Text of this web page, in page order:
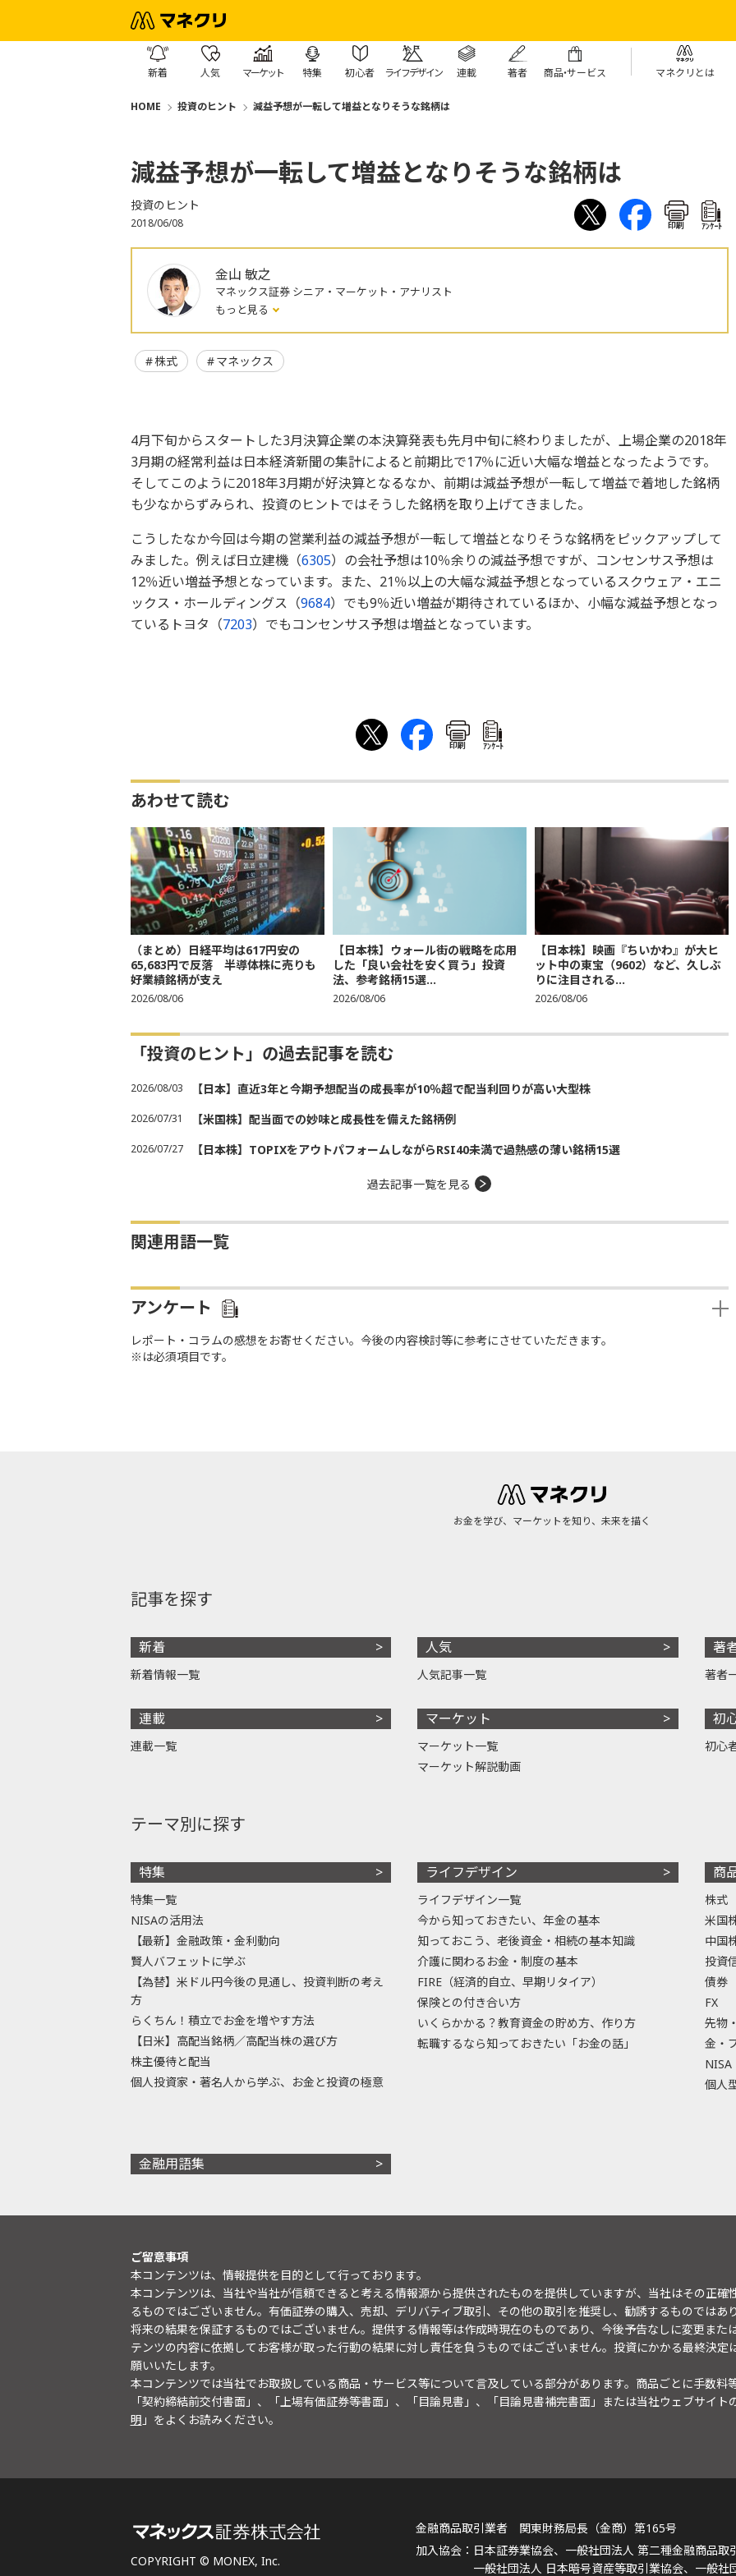
新着 人気 マーケット 特集 初心者 ライフデザイン 連載 著者 商品・サービス マネクリとは
HOME 投資のヒント 減益予想が一転して増益となりそうな銘柄は
減益予想が一転して増益となりそうな銘柄は
投資のヒント
2018/06/08 印刷 ｱﾝｹｰﾄ
金山 敏之
マネックス証券 シニア・マーケット・アナリスト
もっと見る
株式 マネックス
4月下旬からスタートした3月決算企業の本決算発表も先月中旬に終わりましたが、上場企業の2018年
3月期の経常利益は日本経済新聞の集計によると前期比で17％に近い大幅な増益となったようです。
そしてこのように2018年3月期が好決算となるなか、前期は減益予想が一転して増益で着地した銘柄
も少なからずみられ、投資のヒントではそうした銘柄を取り上げてきました。
こうしたなか今回は今期の営業利益の減益予想が一転して増益となりそうな銘柄をピックアップして
みました。例えば日立建機（6305）の会社予想は10％余りの減益予想ですが、コンセンサス予想は
12％近い増益予想となっています。また、21％以上の大幅な減益予想となっているスクウェア・エニ
ックス・ホールディングス（9684）でも9％近い増益が期待されているほか、小幅な減益予想となっ
ているトヨタ（7203）でもコンセンサス予想は増益となっています。
印刷 ｱﾝｹｰﾄ
あわせて読む
（まとめ）日経平均は617円安の
65,683円で反落 半導体株に売りも
好業績銘柄が支え
2026/08/06
【日本株】ウォール街の戦略を応用
した「良い会社を安く買う」投資
法、参考銘柄15選...
2026/08/06
【日本株】映画『ちいかわ』が大ヒ
ット中の東宝（9602）など、久しぶ
りに注目される...
2026/08/06
「投資のヒント」の過去記事を読む
2026/08/03 【日本】直近3年と今期予想配当の成長率が10％超で配当利回りが高い大型株
2026/07/31 【米国株】配当面での妙味と成長性を備えた銘柄例
2026/07/27 【日本株】TOPIXをアウトパフォームしながらRSI40未満で過熱感の薄い銘柄15選
過去記事一覧を見る
関連用語一覧
アンケート
レポート・コラムの感想をお寄せください。今後の内容検討等に参考にさせていただきます。
※は必須項目です。
お金を学び、マーケットを知り、未来を描く
記事を探す
新着
新着情報一覧
連載
連載一覧
人気
人気記事一覧
マーケット
マーケット一覧
マーケット解説動画
著
著者
初
初心
テーマ別に探す
特集
特集一覧
NISAの活用法
【最新】金融政策・金利動向
賢人バフェットに学ぶ
【為替】米ドル円今後の見通し、投資判断の考え
方
らくちん！積立でお金を増やす方法
【日米】高配当銘柄／高配当株の選び方
株主優待と配当
個人投資家・著名人から学ぶ、お金と投資の極意
ライフデザイン
ライフデザイン一覧
今から知っておきたい、年金の基本
知っておこう、老後資金・相続の基本知識
介護に関わるお金・制度の基本
FIRE（経済的自立、早期リタイア）
保険との付き合い方
いくらかかる？教育資金の貯め方、作り方
転職するなら知っておきたい「お金の話」
商
株式
米国
中国
投資
債券
FX
先物
金・
NISA
個人
金融用語集
ご留意事項
本コンテンツは、情報提供を目的として行っております。
本コンテンツは、当社や当社が信頼できると考える情報源から提供されたものを提供していますが、当社はその正
るものではございません。有価証券の購入、売却、デリバティブ取引、その他の取引を推奨し、勧誘するものではあ
将来の結果を保証するものではございません。提供する情報等は作成時現在のものであり、今後予告なしに変更また
テンツの内容に依拠してお客様が取った行動の結果に対し責任を負うものではございません。投資にかかる最終決
願いいたします。
本コンテンツでは当社でお取扱している商品・サービス等について言及している部分があります。商品ごとに手数料
「契約締結前交付書面」、「上場有価証券等書面」、「目論見書」、「目論見書補完書面」または当社ウェブサイト
明 」をよくお読みください。
COPYRIGHT © MONEX, Inc.
金融商品取引業者 関東財務局長（金商）第165号
日本証券業協会、一般社団法人 第二種金融商品取
一般社団法人 日本暗号資産等取引業協会、一般社